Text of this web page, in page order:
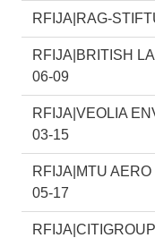
RFIJA|RAG-
RFIJA|BRITISH
06-09
RFIJA|VEOLIA
03-15
RFIJA|MTU
05-17